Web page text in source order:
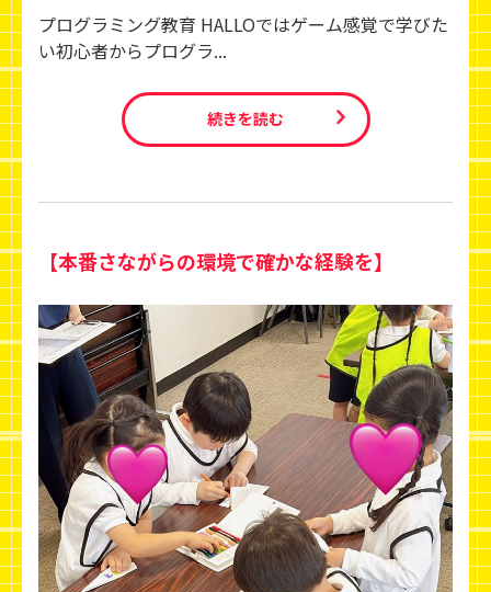
プログラミング教育 HALLOではゲーム感覚で学びた
い初心者からプログラ...
続きを読む
【本番さながらの環境で確かな経験を】